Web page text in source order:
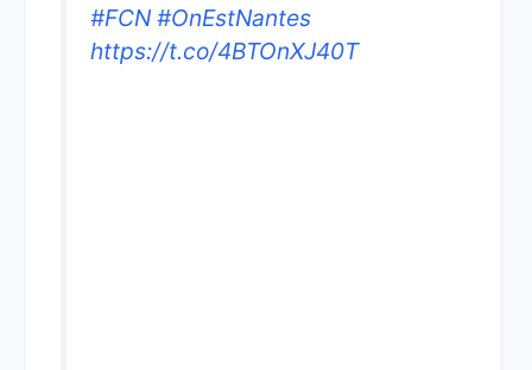
#FCN #OnEstNantes
https://t.co/4BTOnXJ40T